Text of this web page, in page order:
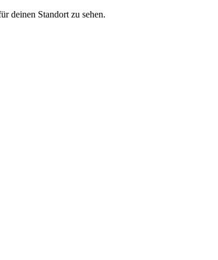
deinen Standort zu sehen.